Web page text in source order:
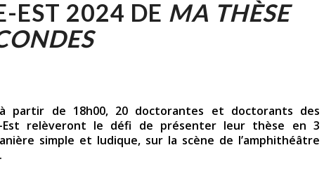
EST 2024 DE MA THÈSE
partir de 18h00, 20 doctorantes et doctorants des
Est relèveront le défi de présenter leur thèse en 3
simple et ludique, sur la scène de l’amphithéâtre